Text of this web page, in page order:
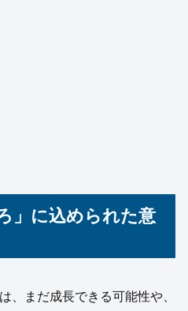
」に込められた意
、まだ成長できる可能性や、